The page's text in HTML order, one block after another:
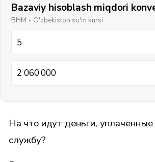
Bazaviy hisoblash miqdori
BHM - O'zbekiston so'm kursi
На что идут деньги,
службу?